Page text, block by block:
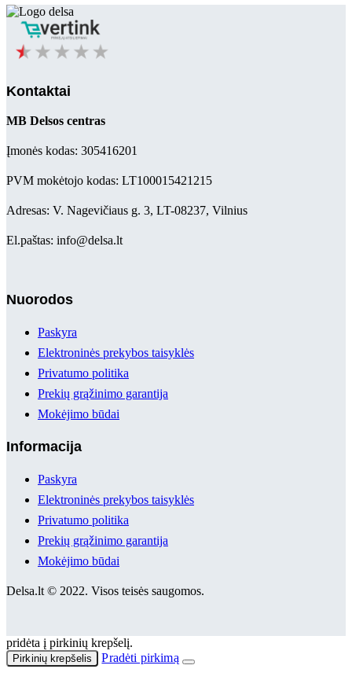
Kontaktai
MB Delsos centras
Įmonės kodas: 305416201
PVM mokėtojo kodas: LT100015421215
Adresas: V. Nagevičiaus g. 3, LT-08237, Vilnius
El.paštas: info@delsa.lt
Nuorodos
Paskyra
Elektroninės prekybos taisyklės
Privatumo politika
Prekių grąžinimo garantija
Mokėjimo būdai
Informacija
Paskyra
Elektroninės prekybos taisyklės
Privatumo politika
Prekių grąžinimo garantija
Mokėjimo būdai
Delsa.lt © 2022. Visos teisės saugomos.
pridėta į pirkinių krepšelį.
Pirkinių krepšelis Pradėti pirkimą